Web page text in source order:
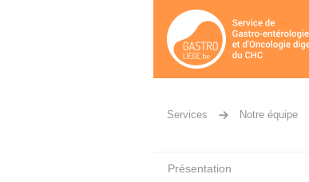
Services Notre équipe
Présentation